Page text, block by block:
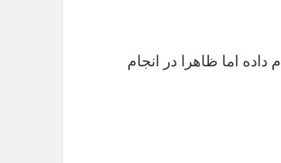
اما ظاهرا در انجام